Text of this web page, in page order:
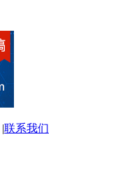
|联系我们